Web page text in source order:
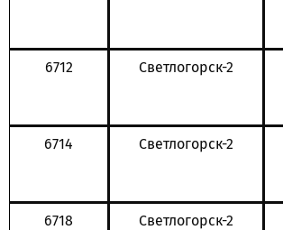
6712 Светлогорск-2
6714 Светлогорск-2
6718 Светлогорск-2